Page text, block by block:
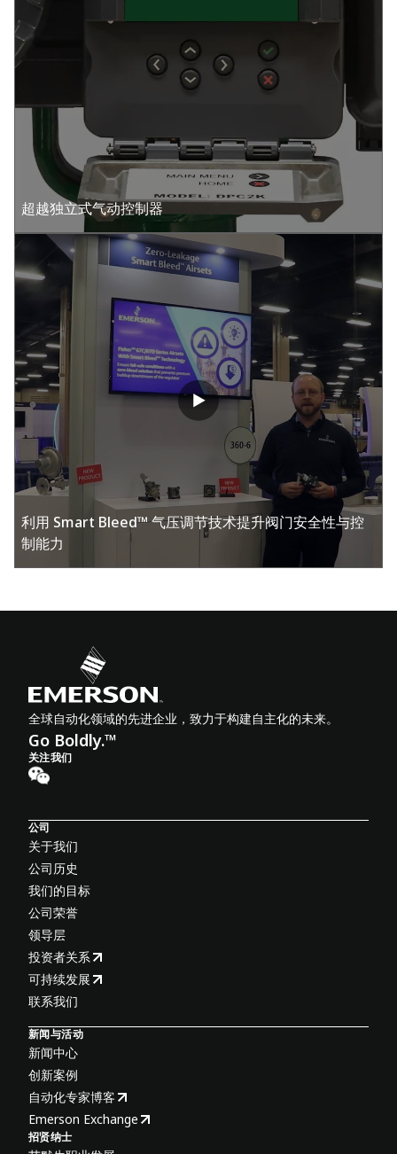
超越独立式气动控制器
利用 Smart Bleed™ 气压调节技术提升阀门安全性与控
制能力
全球自动化领域的先进企业，致力于构建自主化的未来。
Go Boldly.™
关注我们
公司
关于我们
公司历史
我们的目标
公司荣誉
领导层
投资者关系
可持续发展
联系我们
新闻与活动
新闻中心
创新案例
自动化专家博客
Emerson Exchange
招贤纳士